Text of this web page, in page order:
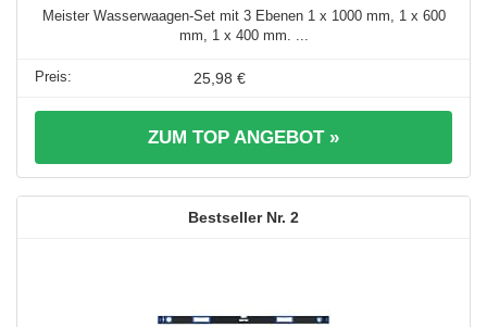
Meister Wasserwaagen-Set mit 3 Ebenen 1 x 1000 mm, 1 x 600
mm, 1 x 400 mm. ...
25,98 €
ZUM TOP ANGEBOT »
2